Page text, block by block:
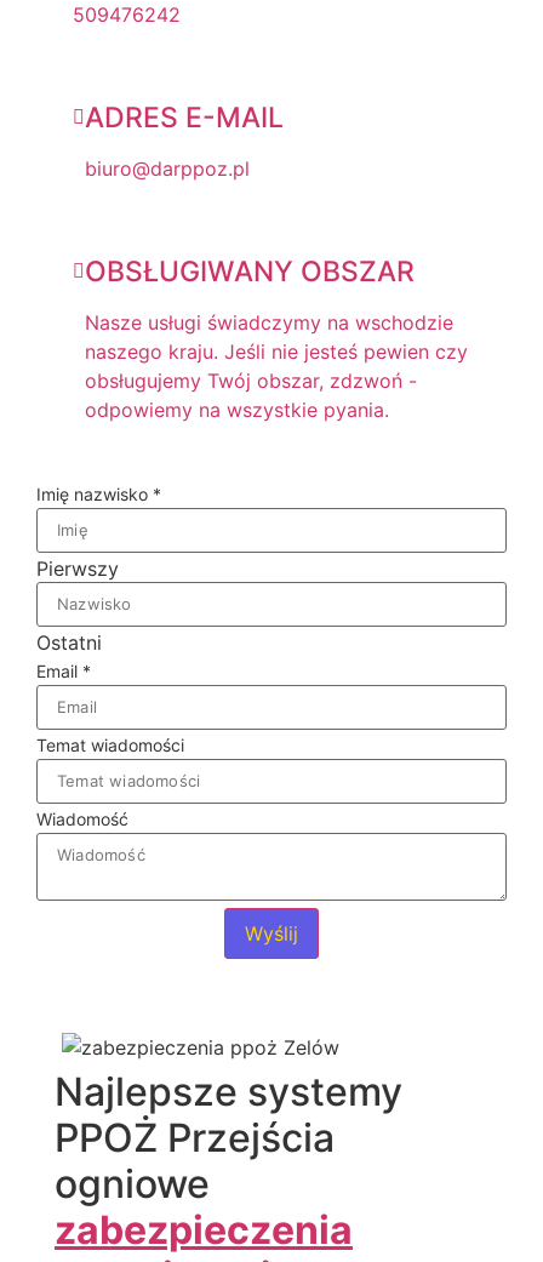
Imię nazwisko *
Pierwszy
Ostatni
Email *
Temat wiadomości
Wiadomość
Wyślij
509476242
ADRES E-MAIL
biuro@darppoz.pl
OBSŁUGIWANY OBSZAR
Nasze usługi świadczymy na wschodzie
naszego kraju. Jeśli nie jesteś pewien czy
obsługujemy Twój obszar, zdzwoń -
odpowiemy na wszystkie pyania.
Najlepsze systemy
PPOŻ Przejścia
ogniowe
zabezpieczenia